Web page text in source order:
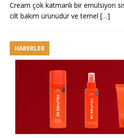
Cream çok katmanlı bir emülsiyon
cilt bakım ürünüdür ve temel […]
HABERLER